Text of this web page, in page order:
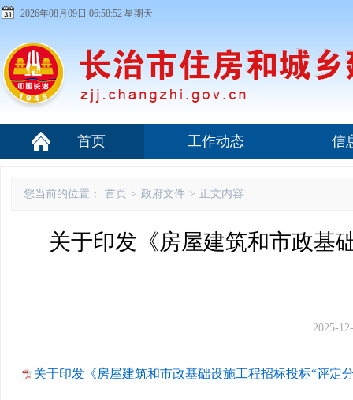
2026年08月09日 06:58:52 星期天
首页 工作动态 信
您当前的位置： 首页 > 政府文件 > 正文内容
关于印发《房屋建筑和市政基
2025-
关于印发《房屋建筑和市政基础设施工程招标投标“评定